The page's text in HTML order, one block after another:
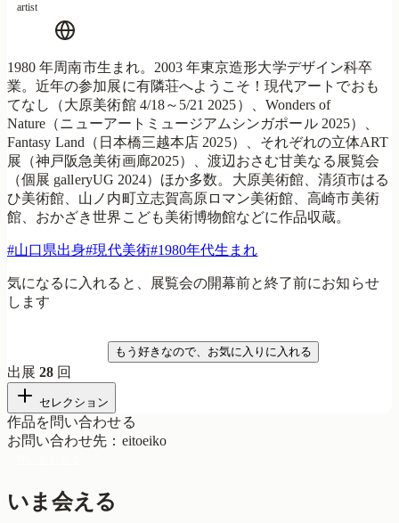
artist
1980 年周南市生まれ。2003 年東京造形大学デザイン科卒
業。近年の参加展に有隣荘へようこそ！現代アートでおも
てなし（大原美術館 4/18～5/21 2025）、Wonders of
Nature（ニューアートミュージアムシンガポール 2025）、
Fantasy Land（日本橋三越本店 2025）、それぞれの立体ART
展（神戸阪急美術画廊2025）、渡辺おさむ甘美なる展覧会
（個展 galleryUG 2024）ほか多数。大原美術館、清須市はる
ひ美術館、山ノ内町立志賀高原ロマン美術館、高崎市美術
館、おかざき世界こども美術博物館などに作品収蔵。
#山口県出身#現代美術#1980年代生まれ
気になるに入れると、展覧会の開幕前と終了前にお知らせ
します
もう好きなので、お気に入りに入れる
出展28 回
セレクション
作品を問い合わせる
お問い合わせ先 ： eitoeiko
いま会える